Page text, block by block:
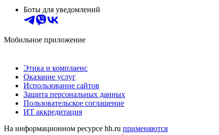
Боты для уведомлений
Мобильное приложение
Этика и комплаенс
Оказание услуг
Использование сайтов
Защита персональных данных
Пользовательское соглашение
ИТ аккредитация
На информационном ресурсе hh.ru применяются